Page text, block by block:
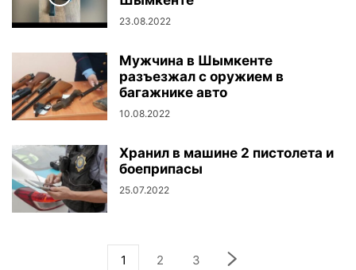
23.08.2022
Мужчина в Шымкенте
разъезжал с оружием в
багажнике авто
10.08.2022
Хранил в машине 2 пистолета и
боеприпасы
25.07.2022
1 2 3